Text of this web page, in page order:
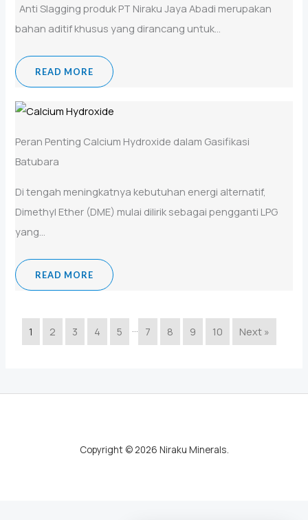
Anti Slagging produk PT Niraku Jaya Abadi merupakan
bahan aditif khusus yang dirancang untuk...
READ MORE
Peran Penting Calcium Hydroxide dalam Gasifikasi
Batubara
Di tengah meningkatnya kebutuhan energi alternatif,
Dimethyl Ether (DME) mulai dilirik sebagai pengganti LPG
yang...
READ MORE
1 2 3 4 5 7 8 9 10 Next »
Copyright © 2026 Niraku Minerals.